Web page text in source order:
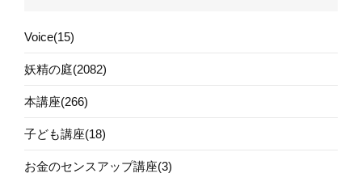
Voice(15)
妖精の庭(2082)
本講座(266)
子ども講座(18)
お金のセンスアップ講座(3)